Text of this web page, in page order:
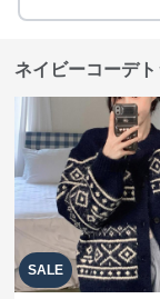
ネイビーコーデ
SALE